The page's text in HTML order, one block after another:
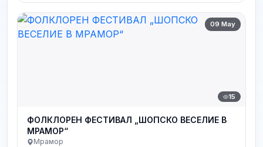
09 May
15
ФОЛКЛОРЕН ФЕСТИВАЛ „ШОПСКО ВЕСЕЛИЕ В
МРАМОР“
Мрамор